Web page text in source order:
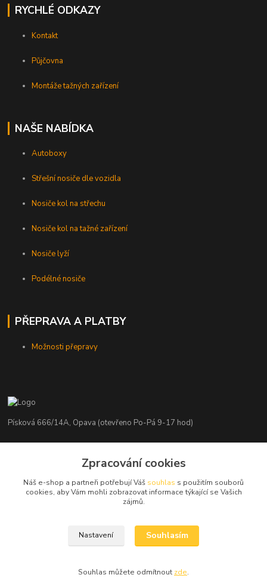
RYCHLÉ ODKAZY
Kontakt
Půjčovna
Montáže tažných zařízení
NAŠE NABÍDKA
Autoboxy
Střešní nosiče dle vozidla
Nosiče kol na střechu
Nosiče kol na tažné zařízení
Nosiče lyží
Podélné nosiče
PŘEPRAVA A PLATBY
Možnosti přepravy
Písková 666/14A, Opava (otevřeno Po-Pá 9-17 hod)
+420 776 839 986
info@nosice.com
Zpracování cookies
Náš e-shop a partneři potřebují Váš souhlas s použitím souborů
cookies, aby Vám mohli zobrazovat informace týkající se Vašich
zájmů.
Nastavení Souhlasím
Souhlas můžete odmítnout zde.